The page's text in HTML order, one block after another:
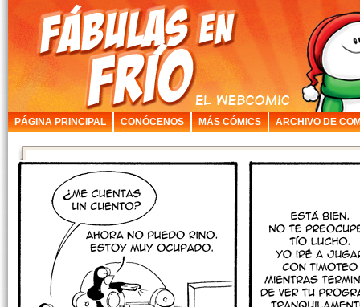
PÁGINA PRINCIPAL CONÓCENOS MÁS CÓMICS ARCHIVO DE